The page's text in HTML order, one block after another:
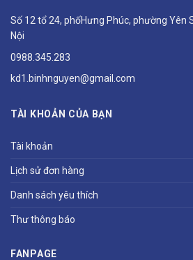
Số 12 tổ 24, phốHưng Phúc, phường Yên
Nội
0988.345.283
kd1.binhnguyen@gmail.com
TÀI KHOẢN CỦA BẠN
Tài khoản
Lịch sử đơn hàng
Danh sách yêu thích
Thư thông báo
FANPAGE